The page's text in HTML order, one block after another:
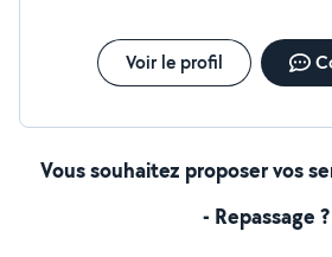
pour les personnes en situation de
pas à me contacter si besoin de
suis également disponible pour vous
documents... Je suis aussi disponible pour de la veille de
de vive voix en fonction de vos besoins.
Voir le profil
Vous souhaitez proposer vos
- Repassage ?